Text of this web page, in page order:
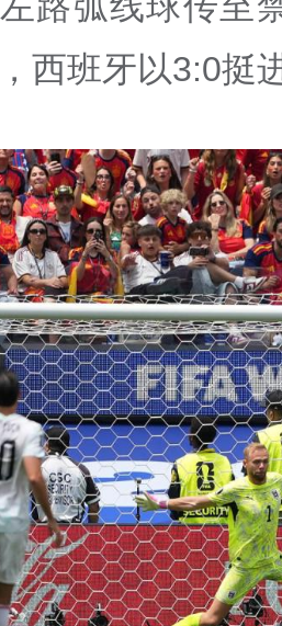
西班牙以3:0挺